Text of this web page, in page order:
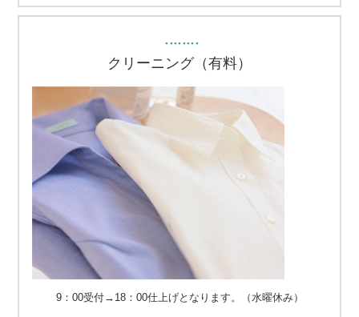
・・・・・・・・
クリーニング（有料）
9：00受付→18：00仕上げとなります。（水曜休み）